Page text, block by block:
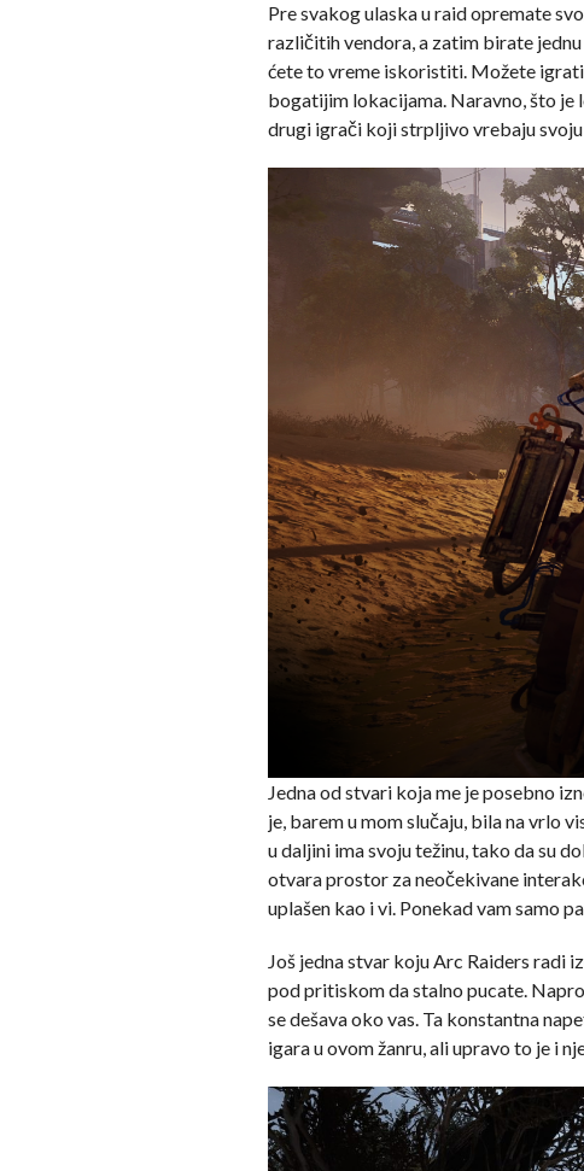
Pre svakog ulaska u raid opremate
različitih vendora, a zatim birate
ćete to vreme iskoristiti. Možete
bogatijim lokacijama. Naravno, što je
drugi igrači koji strpljivo vrebaju
Jedna od stvari koja me je posebno
je, barem u mom slučaju, bila na vrlo
u daljini ima svoju težinu, tako da su
otvara prostor za neočekivane
uplašen kao i vi. Ponekad vam samo
Još jedna stvar koju Arc Raiders radi
pod pritiskom da stalno pucate.
se dešava oko vas. Ta konstantna
igara u ovom žanru, ali upravo to je i